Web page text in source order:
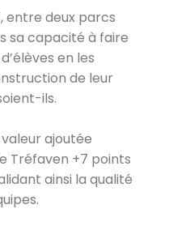
entre deux parcs
sa capacité à faire
en les
de leur
ils.
ajoutée
Tréfaven +7 points
ainsi la qualité